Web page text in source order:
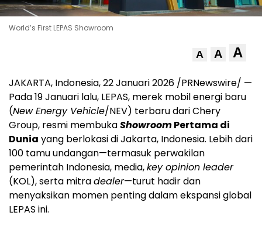
World’s First LEPAS Showroom
A A A
JAKARTA, Indonesia,22 Januari 2026 /PRNewswire/ —
Pada 19 Januari lalu, LEPAS, merek mobil energi baru
(New Energy Vehicle/NEV) terbaru dari Chery
Group, resmi membukaShowroomPertama di
Dunia yang berlokasi di Jakarta, Indonesia. Lebih dari
100 tamu undangan—termasuk perwakilan
pemerintah Indonesia, media,key opinion leader
(KOL), serta mitradealer—turut hadir dan
menyaksikan momen penting dalam ekspansi global
LEPAS ini.